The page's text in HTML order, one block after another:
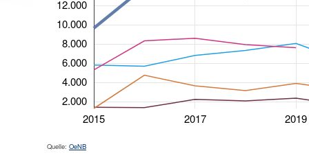
2015 2017 2019
2.000
4.000
6.000
8.000
10.000
12.000
Quelle: OeNB